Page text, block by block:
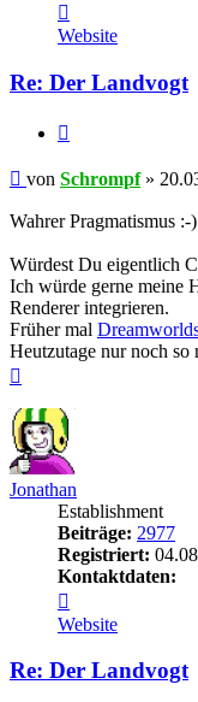
von
Schrompf
Website
Re: Der Landvogt
Beitrag
von Schrompf»
Wahrer Pragmatismus :-)
Würdest Du eigentlich
Ich würde gerne meine
Renderer integrieren.
Früher mal
Heutzutage nur noch so
Jonathan
Establishment
Beiträge: 2977
Registriert:
Kontaktdaten:
von
Jonathan
Website
Re: Der Landvogt